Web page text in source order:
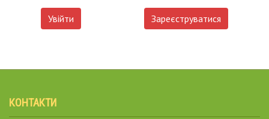
Увійти Зареєструватися
КОНТАКТИ